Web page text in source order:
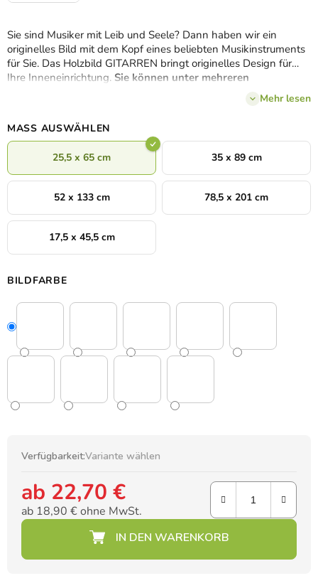
Sie sind Musiker mit Leib und Seele? Dann haben wir ein
originelles Bild mit dem Kopf eines beliebten Musikinstruments
für Sie. Das Holzbild GITARREN bringt originelles Design für
Ihre Inneneinrichtung. Sie können unter mehreren
Mehr lesen
MASS AUSWÄHLEN
25,5 x 65 cm 35 x 89 cm
52 x 133 cm 78,5 x 201 cm
17,5 x 45,5 cm
BILDFARBE
Verfügbarkeit:Variante wählen
ab 22,70 €
ab 18,90 €ohne MwSt.
Verkaufspreis: